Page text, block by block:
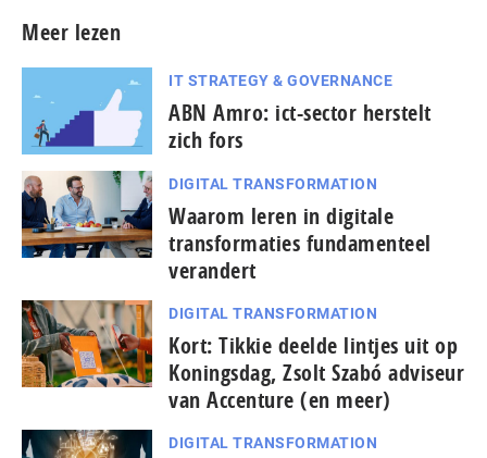
Meer lezen
IT STRATEGY & GOVERNANCE
ABN Amro: ict-sector herstelt
zich fors
DIGITAL TRANSFORMATION
Waarom leren in digitale
transformaties fundamenteel
verandert
DIGITAL TRANSFORMATION
Kort: Tikkie deelde lintjes uit op
Koningsdag, Zsolt Szabó adviseur
van Accenture (en meer)
DIGITAL TRANSFORMATION